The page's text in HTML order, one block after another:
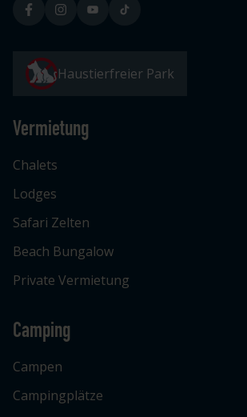
Haustierfreier Park
Vermietung
Chalets
Lodges
Safari Zelten
Beach Bungalow
Private Vermietung
Camping
Campen
Campingplätze